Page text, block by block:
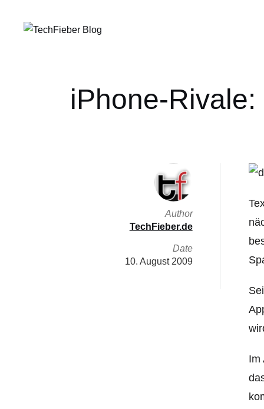
iPhone-
Im
Author
TechFieber.de
Date
10. August 2009